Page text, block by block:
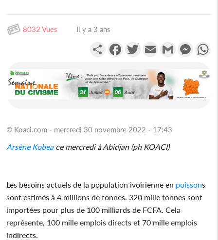
8032 Vues Il y a 3 ans
PartagerFacebookTwitterEmail Gmail
© Koaci.com - mercredi 30 novembre 2022 - 17:43
Arsène Kobeace mercredi à Abidjan (ph KOACI)
Les besoins actuels de la population ivoirienne en poissons
sont estimés à 4 millions de tonnes. 320 mille tonnes sont
importées pour plus de 100 milliards de FCFA. Cela
représente, 100 mille emplois directs et 70 mille emplois
indirects.